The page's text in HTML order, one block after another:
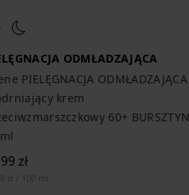
ODMŁADZAJĄCA
PIELĘGNACJA ODMŁADZAJĄCA
krem
60+ BURSZTYN
zł
zł / 100 ml